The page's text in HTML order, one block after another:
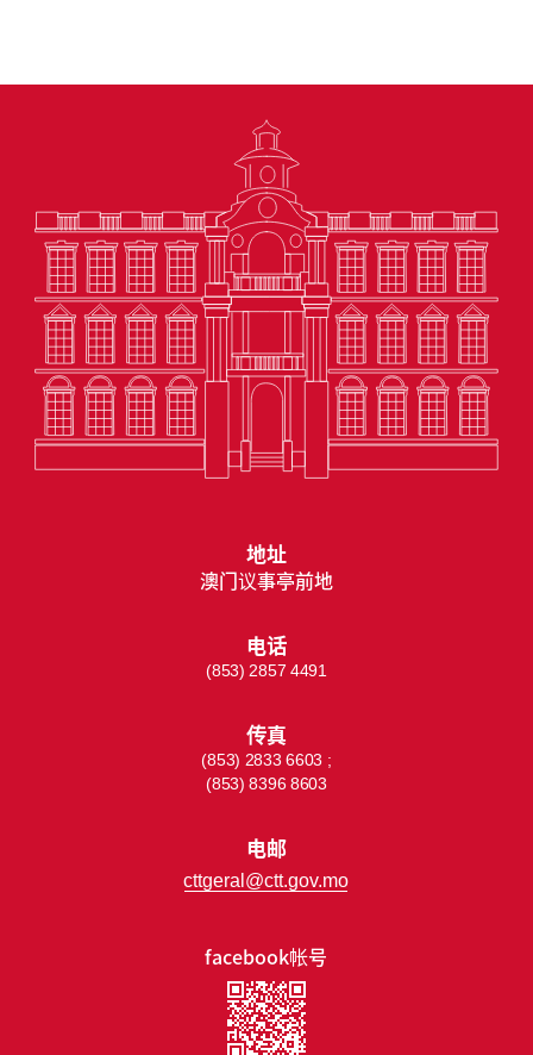
facebook帐号
地址
澳门议事亭前地
电话
(853) 2857 4491
传真
(853) 2833 6603 ;
(853) 8396 8603
电邮
cttgeral@ctt.gov.mo